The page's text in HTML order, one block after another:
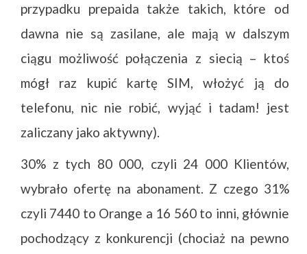
przypadku prepaida także takich, które od
dawna nie są zasilane, ale mają w dalszym
ciągu możliwość połączenia z siecią – ktoś
mógł raz kupić kartę SIM, włożyć ją do
telefonu, nic nie robić, wyjąć i tadam! jest
zaliczany jako aktywny).
30% z tych 80 000, czyli 24 000 Klientów,
wybrało ofertę na abonament. Z czego 31%
czyli 7440 to Orange a 16 560 to inni, głównie
pochodzący z konkurencji (chociaż na pewno